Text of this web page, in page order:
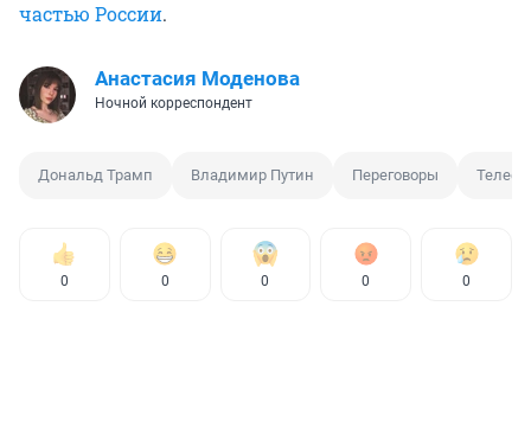
частью России.
Анастасия Моденова
Ночной корреспондент
Дональд Трамп Владимир Путин Переговоры
0 0 0 0 0